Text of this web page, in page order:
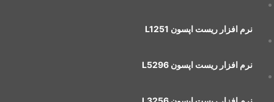
نرم افزار ريست اپسون L1251
نرم افزار ريست اپسون L5296